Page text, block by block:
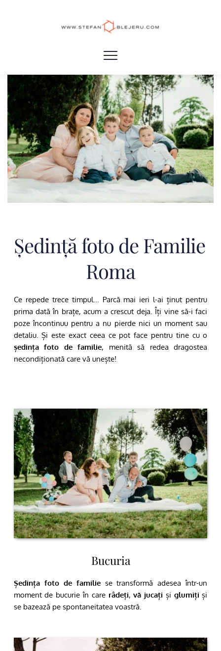
Ședință foto de Familie
Roma
Ce repede trece timpul... Parcă mai ieri l-ai ținut pentru
prima dată în brațe, acum a crescut deja. Îți vine să-i faci
poze încontinuu pentru a nu pierde nici un moment sau
ședința foto de familie, menită să redea dragostea
necondiționată care vă unește!
Bucuria
Ședința foto de familie se transformă adesea într-un
moment de bucurie în care râdeți, vă jucați și glumiți și
se bazează pe spontaneitatea voastră.